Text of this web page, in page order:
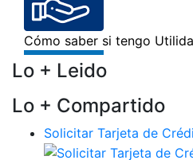
Lo + Leido
Lo + Compartido
Solicitar Tarjeta de